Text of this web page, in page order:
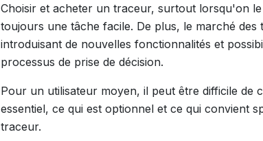
Choisir et acheter un traceur, surtout lorsqu'on
toujours une tâche facile. De plus, le marché
introduisant de nouvelles fonctionnalités et
processus de prise de décision.
Pour un utilisateur moyen, il peut être difficile de
essentiel, ce qui est optionnel et ce qui convient
traceur.